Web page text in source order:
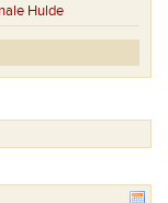
Hulde